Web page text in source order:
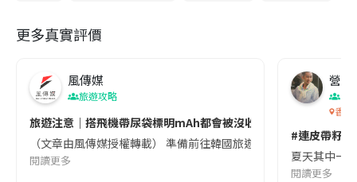
更多真實評價
風傳媒
旅遊攻略
旅遊注意｜搭飛機帶尿袋標明mAh都會被沒收😱出發前切記檢查
（文章由風傳媒授權轉載） 準備前往韓國旅遊的民眾，近期要
閱讀更多
營養
香港
#連皮帶籽
夏天其中一
閱讀更多